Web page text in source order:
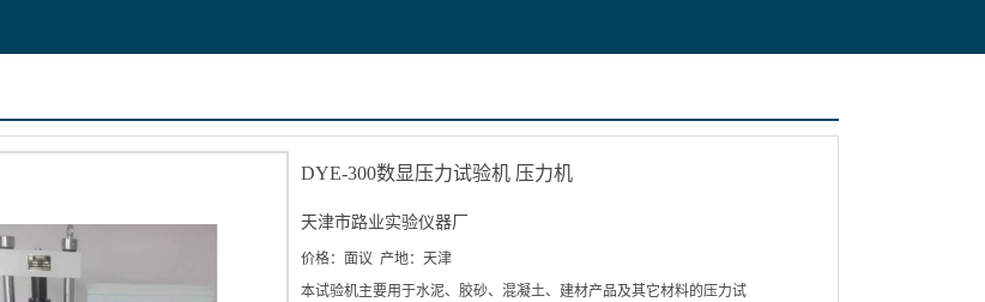
DYE-300数显压力试验机 压力机
天津市路业实验仪器厂
价格：面议 产地：天津
本试验机主要用于水泥、胶砂、混凝土、建材产品及其它材料的压力试